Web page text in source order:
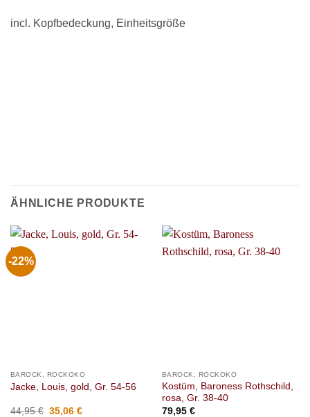
incl. Kopfbedeckung, Einheitsgröße
ÄHNLICHE PRODUKTE
-22%
BAROCK, ROCKOKO
Jacke, Louis, gold, Gr. 54-56
44,95€ Ursprünglicher
35,06 €Aktueller
BAROCK, ROCKOKO
Kostüm, Baroness Rothschild,
rosa, Gr. 38-40
79,95 €